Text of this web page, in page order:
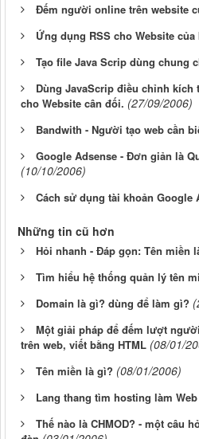
Đếm người online trên website
Ứng dụng RSS cho Website của
Tạo file Java Scrip dùng chung
Dùng JavaScrip điều chỉnh
cho Website cân đối. (27/09/2006)
Bandwith - Người tạo web cần
Google Adsense - Đơn giản là
(10/10/2006)
Cách sử dụng tài khoản Google
Những tin cũ hơn
Hỏi nhanh - Đáp gọn: Tên miền
Tìm hiểu hệ thống quản lý tên
Domain là gì? dùng để làm gì?
Một giải pháp để đếm lượt
trên web, viết bằng HTML (08/01/
Tên miền là gì? (08/01/2006)
Lang thang tìm hosting làm Web
Thế nào là CHMOD? - một câu